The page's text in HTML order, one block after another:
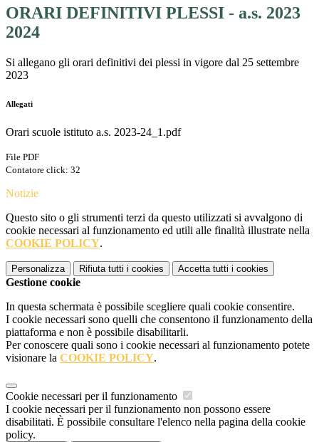
ORARI DEFINITIVI PLESSI - a.s. 2023
2024
Si allegano gli orari definitivi dei plessi in vigore dal 25 settembre
2023
Allegati
Orari scuole istituto a.s. 2023-24_1.pdf
File PDF
Contatore click: 32
Notizie
Questo sito o gli strumenti terzi da questo utilizzati si avvalgono di
cookie necessari al funzionamento ed utili alle finalità illustrate nella
COOKIE POLICY.
Personalizza Rifiuta tutti i cookies Accetta tutti i cookies
Gestione cookie
In questa schermata è possibile scegliere quali cookie consentire.
I cookie necessari sono quelli che consentono il funzionamento della
piattaforma e non è possibile disabilitarli.
Per conoscere quali sono i cookie necessari al funzionamento potete
visionare la COOKIE POLICY.
Cookie necessari per il funzionamento
I cookie necessari per il funzionamento non possono essere
disabilitati. È possibile consultare l'elenco nella pagina della cookie
policy.